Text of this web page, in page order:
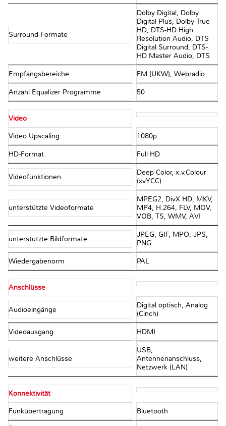
Surround-Formate
Dolby Digital, Dolby
Digital Plus, Dolby True
HD, DTS-HD High
Resolution Audio, DTS
Digital Surround, DTS-
HD Master Audio, DTS
Empfangsbereiche FM (UKW), Webradio
Anzahl Equalizer Programme 50
Video
Video Upscaling 1080p
HD-Format Full HD
Videofunktionen
Deep Color, x.v.Colour
(xvYCC)
unterstützte Videoformate
MPEG2, DivX HD, MKV,
MP4, H.264, FLV, MOV,
VOB, TS, WMV, AVI
unterstützte Bildformate
JPEG, GIF, MPO, JPS,
PNG
Wiedergabenorm PAL
Anschlüsse
Audioeingänge
Digital optisch, Analog
(Cinch)
Videoausgang HDMI
weitere Anschlüsse
USB,
Antennenanschluss,
Netzwerk (LAN)
Konnektivität
Funkübertragung Bluetooth